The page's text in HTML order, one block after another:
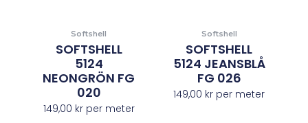
Softshell
SOFTSHELL
5124
NEONGRÖN FG
020
149,00 krper meter
Softshell
SOFTSHELL
5124 JEANSBLÅ
FG 026
149,00 kr per meter